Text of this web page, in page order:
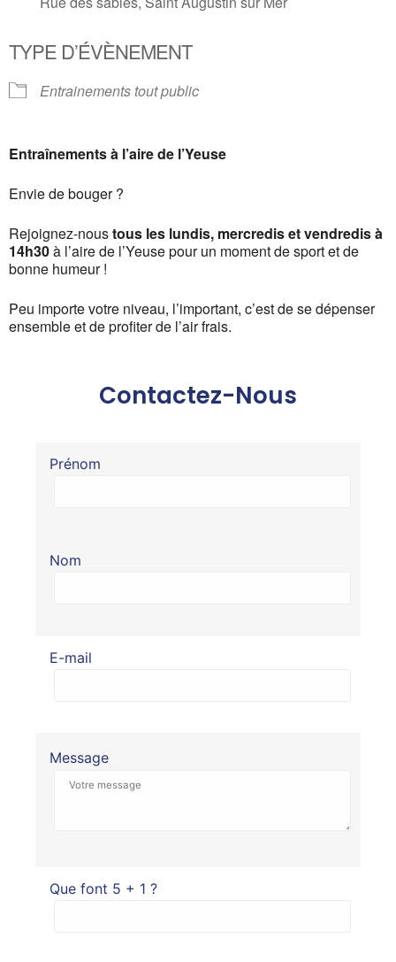
TYPE D’ÉVÈNEMENT
Entrainements tout public
Entraînements à l’aire de l’Yeuse
Envie de bouger ?
Rejoignez-noustous les lundis, mercredis et vendredis à
14h30à l’aire de l’Yeuse pour un moment de sport et de
bonne humeur !
Peu importe votre niveau, l’important, c’est de se dépenser
ensemble et de profiter de l’air frais.
Contactez-Nous
Prénom
Nom
E-mail
Message
Que font 5 + 1 ?